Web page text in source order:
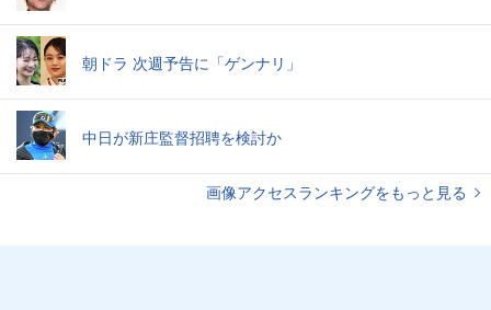
朝ドラ 次週予告に「ゲンナリ」
中日が新庄監督招聘を検討か
画像アクセスランキングをもっと見る